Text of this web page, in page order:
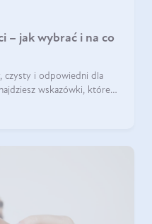
– jak wybrać i na co
czysty i odpowiedni dla
wskazówki, które